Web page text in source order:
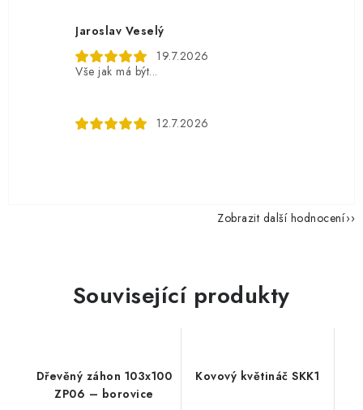
Jaroslav Veselý
19.7.2026
Vše jak má být...
12.7.2026
Zobrazit další hodnocení
Související produkty
Dřevěný záhon 103x100
ZP06 – borovice
Kovový květináč SKK1